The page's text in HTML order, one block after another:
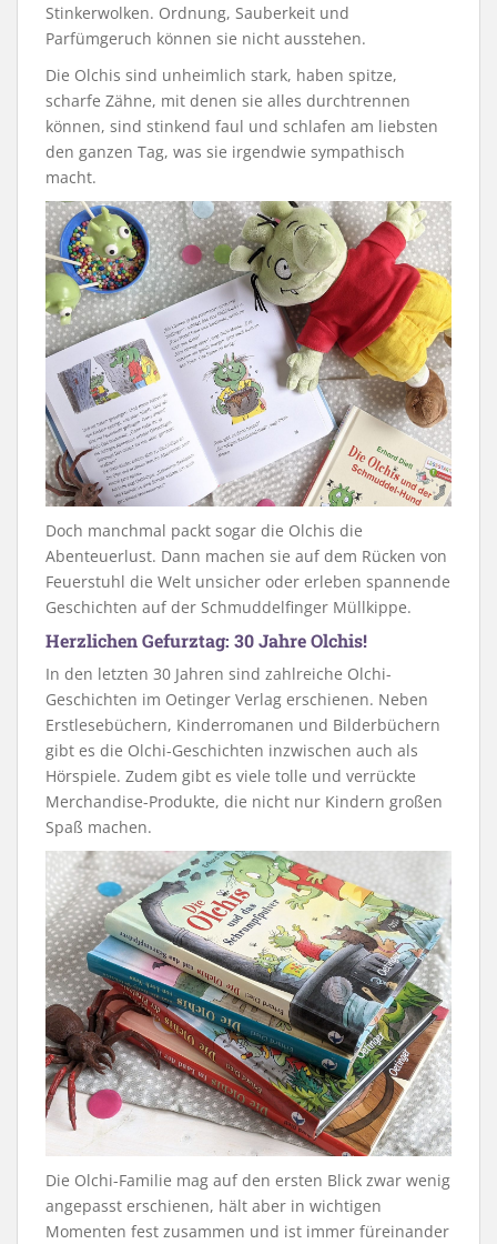
Stinkerwolken. Ordnung, Sauberkeit und
Parfümgeruch können sie nicht ausstehen.
Die Olchis sind unheimlich stark, haben spitze,
scharfe Zähne, mit denen sie alles durchtrennen
können, sind stinkend faul und schlafen am liebsten
den ganzen Tag, was sie irgendwie sympathisch
macht.
Doch manchmal packt sogar die Olchis die
Abenteuerlust. Dann machen sie auf dem Rücken von
Feuerstuhl die Welt unsicher oder erleben spannende
Geschichten auf der Schmuddelfinger Müllkippe.
Herzlichen Gefurztag: 30 Jahre Olchis!
In den letzten 30 Jahren sind zahlreiche Olchi-
Geschichten im Oetinger Verlag erschienen. Neben
Erstlesebüchern, Kinderromanen und Bilderbüchern
gibt es die Olchi-Geschichten inzwischen auch als
Hörspiele. Zudem gibt es viele tolle und verrückte
Merchandise-Produkte, die nicht nur Kindern großen
Spaß machen.
Die Olchi-Familie mag auf den ersten Blick zwar wenig
angepasst erschienen, hält aber in wichtigen
Momenten fest zusammen und ist immer füreinander